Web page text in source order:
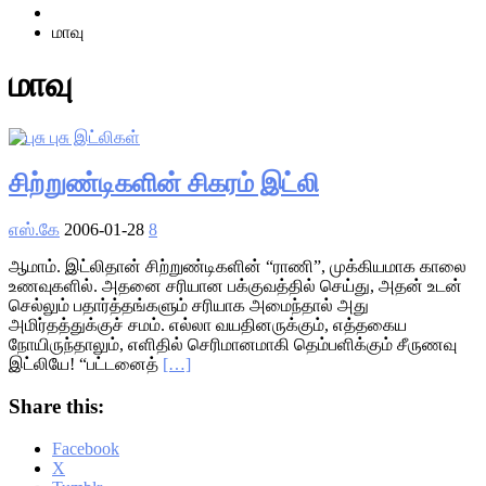
மாவு
மாவு
சிற்றுண்டிகளின் சிகரம் இட்லி
எஸ்.கே 2006-01-28 8
ஆமாம். இட்லிதான் சிற்றுண்டிகளின் “ராணி”, முக்கியமாக காலை
உணவுகளில். அதனை சரியான பக்குவத்தில் செய்து, அதன் உடன்
செல்லும் பதார்த்தங்களும் சரியாக அமைந்தால் அது
அமிர்தத்துக்குச் சமம். எல்லா வயதினருக்கும், எத்தகைய
நோயிருந்தாலும், எளிதில் செரிமானமாகி தெம்பளிக்கும் சீருணவு
இட்லியே! “பட்டனைத் […]
Share this:
Facebook
X